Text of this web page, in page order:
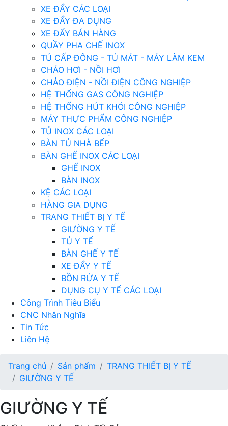
XE ĐẨY CÁC LOẠI
XE ĐẨY ĐA DỤNG
XE ĐẨY BÁN HÀNG
QUẦY PHA CHẾ INOX
TỦ CẤP ĐÔNG - TỦ MÁT - MÁY LÀM KEM
CHẢO HƠI - NỒI HƠI
CHẢO ĐIỆN - NỒI ĐIỆN CÔNG NGHIỆP
HỆ THỐNG GAS CÔNG NGHIỆP
HỆ THỐNG HÚT KHÓI CÔNG NGHIỆP
MÁY THỰC PHẨM CÔNG NGHIỆP
TỦ INOX CÁC LOẠI
BÀN TỦ NHÀ BẾP
BÀN GHẾ INOX CÁC LOẠI
GHẾ INOX
BÀN INOX
KỆ CÁC LOẠI
HÀNG GIA DỤNG
TRANG THIẾT BỊ Y TẾ
GIƯỜNG Y TẾ
TỦ Y TẾ
BÀN GHẾ Y TẾ
XE ĐẨY Y TẾ
BỒN RỬA Y TẾ
DỤNG CỤ Y TẾ CÁC LOẠI
Công Trình Tiêu Biểu
CNC Nhân Nghĩa
Tin Tức
Liên Hệ
Trang chủ Sản phẩm
TRANG THIẾT BỊ Y TẾ
GIƯỜNG Y TẾ
GIƯỜNG Y TẾ